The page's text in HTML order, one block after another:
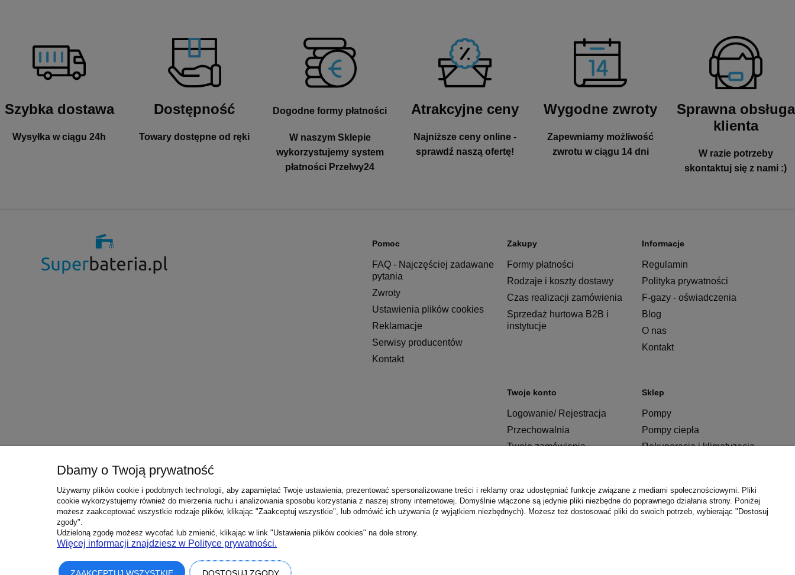
Szybka dostawa
Wysyłka w ciągu 24h
Dostępność
Towary dostępne od ręki
Dogodne formy płatności
W naszym Sklepie
wykorzystujemy system
płatności Przelwy24
Atrakcyjne ceny
Najniższe ceny online -
sprawdź naszą ofertę!
Wygodne zwroty
Zapewniamy możliwość
zwrotu w ciągu 14 dni
Sprawna obsługa
klienta
W razie potrzeby
skontaktuj się z nami :)
Pomoc
FAQ - Najczęściej zadawane
pytania
Zwroty
Ustawienia plików cookies
Reklamacje
Serwisy producentów
Kontakt
Zakupy
Formy płatności
Rodzaje i koszty dostawy
Czas realizacji zamówienia
Sprzedaż hurtowa B2B i
instytucje
Informacje
Regulamin
Polityka prywatności
F-gazy - oświadczenia
Blog
O nas
Kontakt
Twoje konto
Logowanie/ Rejestracja
Przechowalnia
Twoje zamówienia
Sklep
Pompy
Pompy ciepła
Rekuperacja i klimatyzacja
Łazienka
Kuchnia
Dbamy o Twoją prywatność
Używamy plików cookie i podobnych technologii, aby zapamiętać Twoje ustawienia, prezentować spersonalizowane treści i reklamy oraz udostępniać funkcje związane z mediami społecznościowymi. Pliki
cookie wykorzystujemy również do mierzenia ruchu i analizowania sposobu korzystania z naszej strony internetowej. Domyślnie włączone są jedynie pliki niezbędne do poprawnego działania strony. Poniżej
możesz zaakceptować wszystkie rodzaje plików, klikając "Zaakceptuj wszystkie", lub odmówić ich używania (z wyjątkiem niezbędnych). Możesz też dostosować pliki do swoich potrzeb, wybierając "Dostosuj
zgody".
Udzieloną zgodę możesz wycofać lub zmienić, klikając w link "Ustawienia plików cookies" na dole strony.
Więcej informacji znajdziesz w Polityce prywatności.